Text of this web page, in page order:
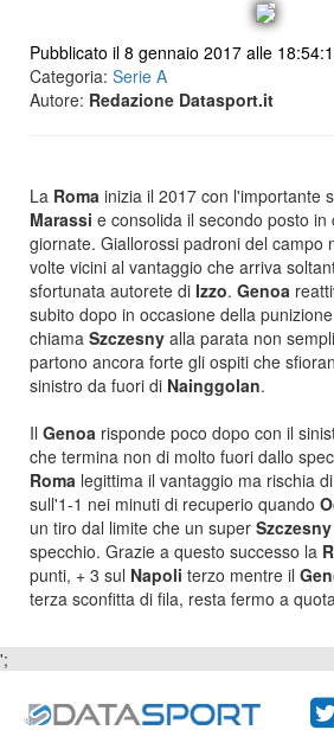
Pubblicato il 8 gennaio 2017 alle
Categoria: Serie A
Autore: Redazione Datasport.it
La Roma inizia il 2017 con l'importante
Marassi e consolida il secondo posto in
giornate. Giallorossi padroni del campo
volte vicini al vantaggio che arriva
sfortunata autorete di Izzo. Genoa
subito dopo in occasione della
chiama Szczesny alla parata non
partono ancora forte gli ospiti che
sinistro da fuori di Nainggolan.
Il Genoa risponde poco dopo con il
che termina non di molto fuori dallo
Roma legittima il vantaggio ma rischia
sull'1-1 nei minuti di recuperio quando
un tiro dal limite che un super Szczesny
specchio. Grazie a questo successo la
punti, + 3 sul Napoli terzo mentre il
terza sconfitta di fila, resta fermo a
';